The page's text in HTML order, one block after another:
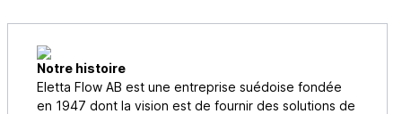
Notre histoire
Eletta Flow AB est une entreprise suédoise fondée
en 1947 dont la vision est de fournir des solutions de